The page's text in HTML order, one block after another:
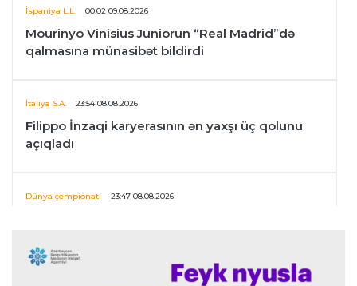
İspaniya L.L. 00:02 09.08.2026
Mourinyo Vinisius Juniorun “Real Madrid”də
qalmasına münasibət bildirdi
İtaliya S.A. 23:54 08.08.2026
Filippo İnzaqi karyerasının ən yaxşı üç qolunu
açıqladı
Dünya çempionatı 23:47 08.08.2026